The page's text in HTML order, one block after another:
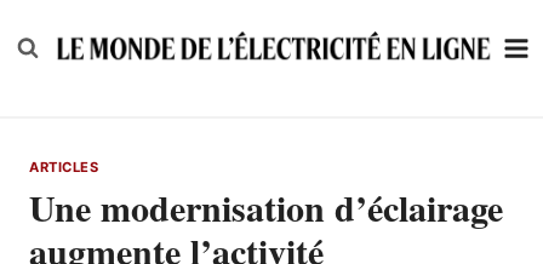
to
ARTICLES
Une modernisation d’éclairage
augmente l’activité